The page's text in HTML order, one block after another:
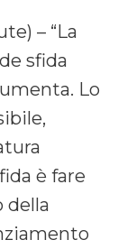
– “La
sfida
Lo
è fare
della